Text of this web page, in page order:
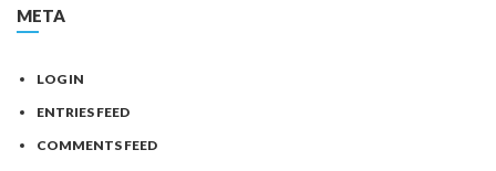
META
LOG IN
ENTRIES FEED
COMMENTS FEED